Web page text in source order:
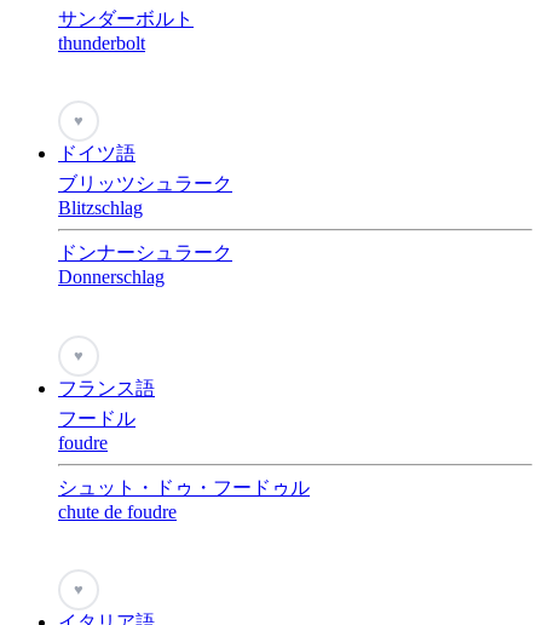
サンダーボルト
thunderbolt
♥
ドイツ語
ブリッツシュラーク
Blitzschlag
ドンナーシュラーク
Donnerschlag
♥
フランス語
フードル
foudre
シュット・ドゥ・フードゥル
chute de foudre
♥